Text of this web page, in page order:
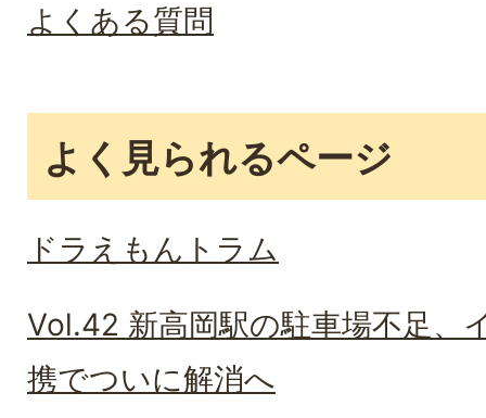
よくある質問
よく見られるページ
ドラえもんトラム
Vol.42 新高岡駅の駐車場不足、
携でついに解消へ